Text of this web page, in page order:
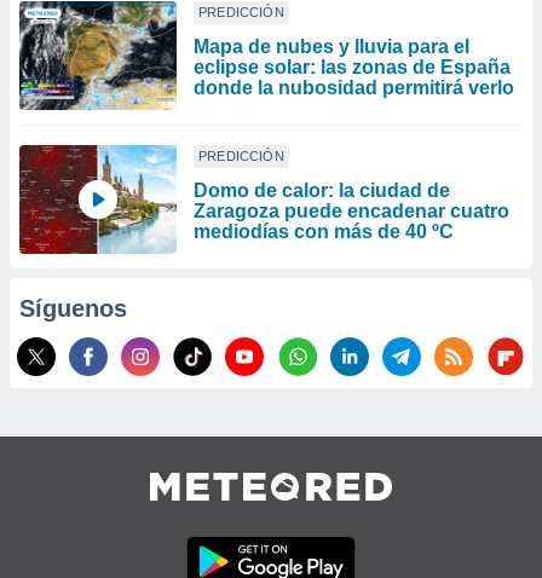
PREDICCIÓN
Mapa de nubes y lluvia para el
eclipse solar: las zonas de España
donde la nubosidad permitirá verlo
PREDICCIÓN
Domo de calor: la ciudad de
Zaragoza puede encadenar cuatro
mediodías con más de 40 ºC
Síguenos